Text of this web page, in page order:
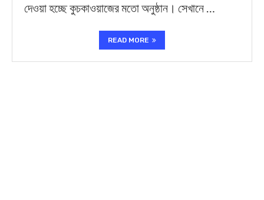
দেওয়া হচ্ছে কুচকাওয়াজের মতো অনুষ্ঠান। সেখানে …
READ MORE